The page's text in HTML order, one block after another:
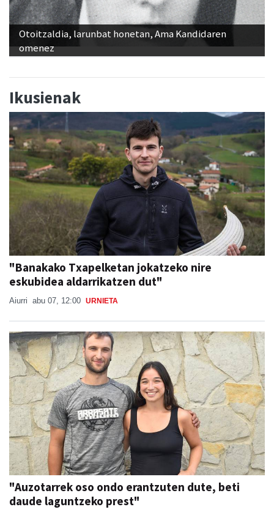
Otoitzaldia, larunbat honetan, Ama Kandidaren
omenez
Ikusienak
"Banakako Txapelketan jokatzeko nire
eskubidea aldarrikatzen dut"
Aiurri abu 07, 12:00 URNIETA
"Auzotarrek oso ondo erantzuten dute, beti
daude laguntzeko prest"